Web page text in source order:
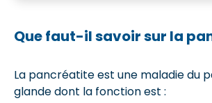
Que faut-il savoir sur la
La pancréatite est une maladie du
glande dont la fonction est :